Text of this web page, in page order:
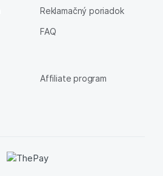
Reklamačný poriadok
FAQ
Affiliate program